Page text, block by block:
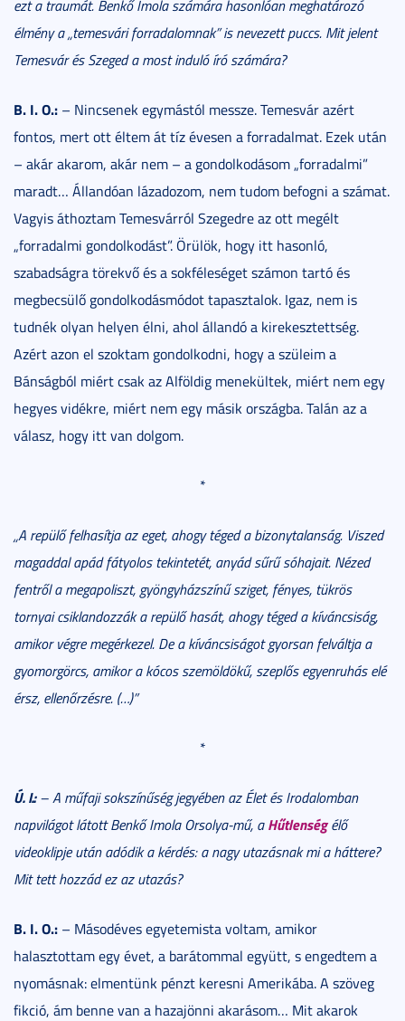
ezt a traumát. Benkő Imola számára hasonlóan meghatározó
élmény a „temesvári forradalomnak” is nevezett puccs. Mit jelent
Temesvár és Szeged a most induló író számára?
B. I. O.: – Nincsenek egymástól messze. Temesvár azért
fontos, mert ott éltem át tíz évesen a forradalmat. Ezek után
– akár akarom, akár nem – a gondolkodásom „forradalmi”
maradt… Állandóan lázadozom, nem tudom befogni a számat.
Vagyis áthoztam Temesvárról Szegedre az ott megélt
„forradalmi gondolkodást”. Örülök, hogy itt hasonló,
szabadságra törekvő és a sokféleséget számon tartó és
megbecsülő gondolkodásmódot tapasztalok. Igaz, nem is
tudnék olyan helyen élni, ahol állandó a kirekesztettség.
Azért azon el szoktam gondolkodni, hogy a szüleim a
Bánságból miért csak az Alföldig menekültek, miért nem egy
hegyes vidékre, miért nem egy másik országba. Talán az a
válasz, hogy itt van dolgom.
*
„A repülő felhasítja az eget, ahogy téged a bizonytalanság. Viszed
magaddal apád fátyolos tekintetét, anyád sűrű sóhajait. Nézed
fentről a megapoliszt, gyöngyházszínű sziget, fényes, tükrös
tornyai csiklandozzák a repülő hasát, ahogy téged a kíváncsiság,
amikor végre megérkezel. De a kíváncsiságot gyorsan felváltja a
gyomorgörcs, amikor a kócos szemöldökű, szeplős egyenruhás elé
érsz, ellenőrzésre. (…)”
*
Ú. I.: – A műfaji sokszínűség jegyében az Élet és Irodalomban
napvilágot látott Benkő Imola Orsolya-mű, a Hűtlenség élő
videoklipje után adódik a kérdés: a nagy utazásnak mi a háttere?
Mit tett hozzád ez az utazás?
B. I. O.: – Másodéves egyetemista voltam, amikor
halasztottam egy évet, a barátommal együtt, s engedtem a
nyomásnak: elmentünk pénzt keresni Amerikába. A szöveg
fikció, ám benne van a hazajönni akarásom… Mit akarok